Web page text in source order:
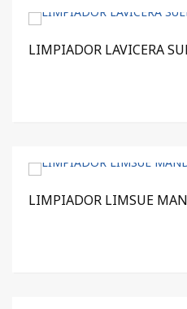
LIMPIADOR LAVICERA
LIMPIADOR LIMSUE